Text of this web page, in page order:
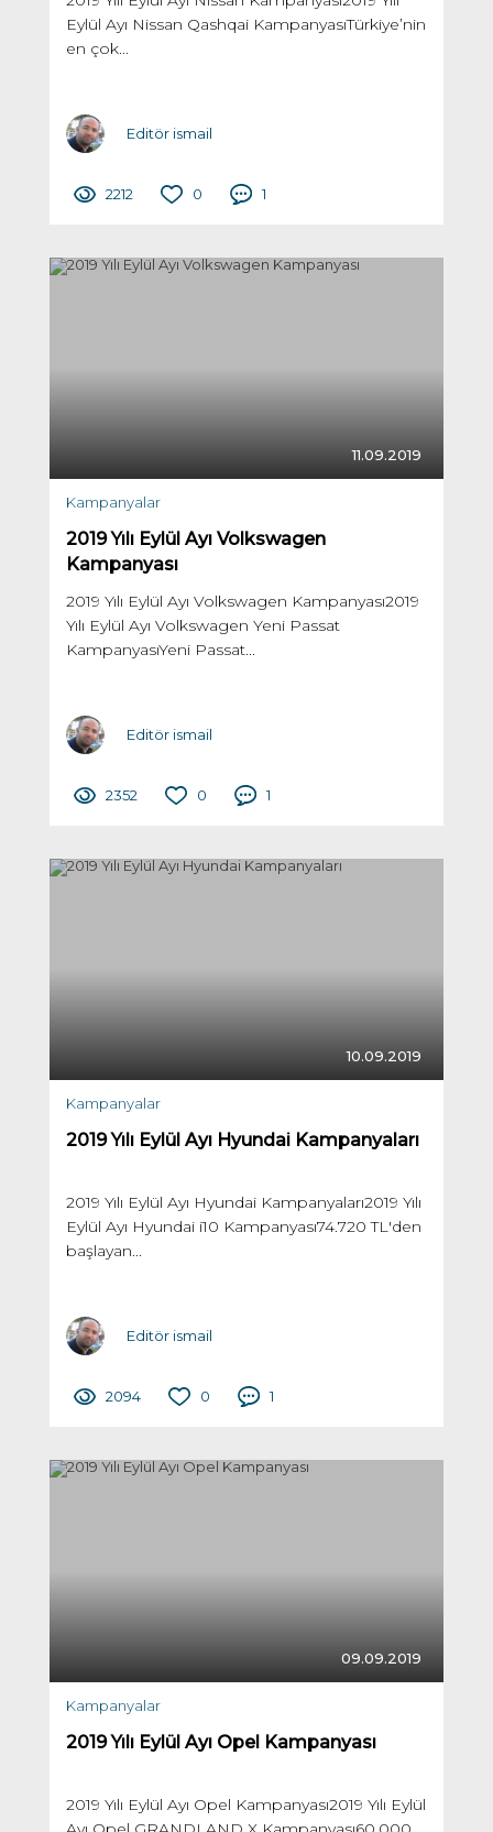
Eylül Ayı Nissan Qashqai KampanyasıTürkiye’nin
en çok...
Editör ismail
2212 0 1
11.09.2019
Kampanyalar
2019 Yılı Eylül Ayı Volkswagen
Kampanyası
2019 Yılı Eylül Ayı Volkswagen Kampanyası2019
Yılı Eylül Ayı Volkswagen Yeni Passat
KampanyasıYeni Passat...
Editör ismail
2352 0 1
10.09.2019
Kampanyalar
2019 Yılı Eylül Ayı Hyundai Kampanyaları
2019 Yılı Eylül Ayı Hyundai Kampanyaları2019 Yılı
Eylül Ayı Hyundai i10 Kampanyası74.720 TL'den
başlayan...
Editör ismail
2094 0 1
09.09.2019
Kampanyalar
2019 Yılı Eylül Ayı Opel Kampanyası
2019 Yılı Eylül Ayı Opel Kampanyası2019 Yılı Eylül